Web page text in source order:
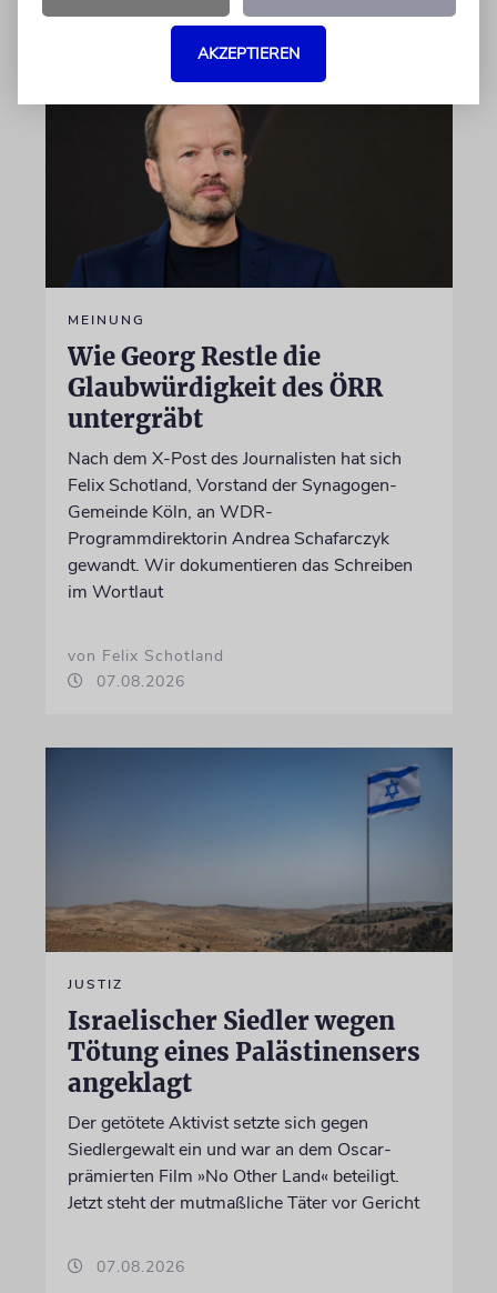
07.08.2026
MEINUNG
Wie Georg Restle die
Glaubwürdigkeit des ÖRR
untergräbt
Nach dem X-Post des Journalisten hat sich
Felix Schotland, Vorstand der Synagogen-
Gemeinde Köln, an WDR-
Programmdirektorin Andrea Schafarczyk
gewandt. Wir dokumentieren das Schreiben
im Wortlaut
von Felix Schotland
07.08.2026
JUSTIZ
Israelischer Siedler wegen
Tötung eines Palästinensers
angeklagt
Der getötete Aktivist setzte sich gegen
Siedlergewalt ein und war an dem Oscar-
prämierten Film »No Other Land« beteiligt.
Jetzt steht der mutmaßliche Täter vor Gericht
07.08.2026
AKZEPTIEREN